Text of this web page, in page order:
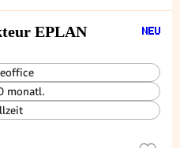
EPLAN
monatl.